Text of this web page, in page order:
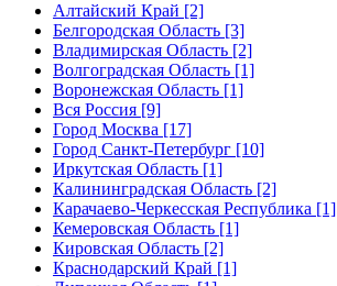
Алтайский Край [2]
Белгородская Область [3]
Владимирская Область [2]
Волгоградская Область [1]
Воронежская Область [1]
Вся Россия [9]
Город Москва [17]
Город Санкт-Петербург [10]
Иркутская Область [1]
Калининградская Область [2]
Карачаево-Черкесская Республика [1]
Кемеровская Область [1]
Кировская Область [2]
Краснодарский Край [1]